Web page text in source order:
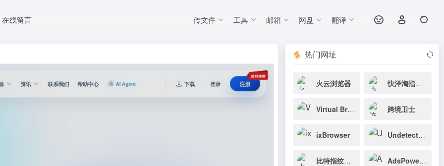
在线留言 传文件 工具 邮箱 网盘 翻译
热门网址
火云浏览器 快洋淘指纹浏览器
Virtual Browser 跨境卫士
ixBrowser Undetectable
比特指纹浏览器 AdsPower浏览器